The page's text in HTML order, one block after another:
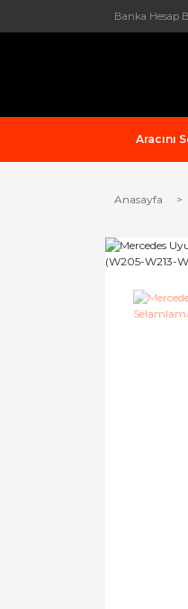
Banka Hesap
Aracını
Anasayfa